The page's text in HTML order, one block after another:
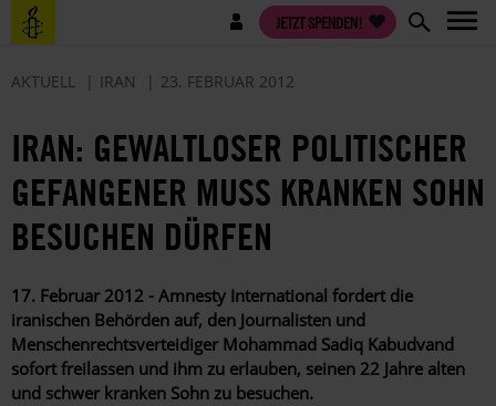
Direkt
zum
Benutzermenü JETZT SPENDEN!
AKTUELL IRAN 23. FEBRUAR 2012
IRAN: GEWALTLOSER POLITISCHER
GEFANGENER MUSS KRANKEN SOHN
BESUCHEN DÜRFEN
17. Februar 2012 - Amnesty International fordert die
iranischen Behörden auf, den Journalisten und
Menschenrechtsverteidiger Mohammad Sadiq Kabudvand
sofort freilassen und ihm zu erlauben, seinen 22 Jahre alten
und schwer kranken Sohn zu besuchen.